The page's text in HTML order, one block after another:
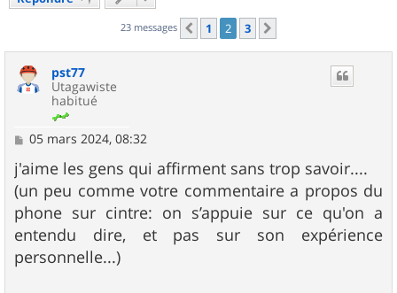
23 messages Précédent
1 2 3
pst77
Utagawiste
habitué
M
s
s
a
g
e
05 mars 2024, 08:32
j'aime les gens qui affirment sans trop savoir....
(un peu comme votre commentaire a propos du
phone sur cintre: on s’appuie sur ce qu'on a
entendu dire, et pas sur son expérience
personnelle...)